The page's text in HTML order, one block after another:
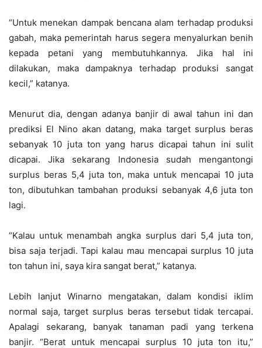
“Untuk menekan dampak bencana alam terhadap produksi
gabah, maka pemerintah harus segera menyalurkan benih
kepada petani yang membutuhkannya. Jika hal ini
dilakukan, maka dampaknya terhadap produksi sangat
kecil,” katanya.
Menurut dia, dengan adanya banjir di awal tahun ini dan
prediksi El Nino akan datang, maka target surplus beras
sebanyak 10 juta ton yang harus dicapai tahun ini sulit
dicapai. Jika sekarang Indonesia sudah mengantongi
surplus beras 5,4 juta ton, maka untuk mencapai 10 juta
ton, dibutuhkan tambahan produksi sebanyak 4,6 juta ton
lagi.
“Kalau untuk menambah angka surplus dari 5,4 juta ton,
bisa saja terjadi. Tapi kalau mau mencapai surplus 10 juta
ton tahun ini, saya kira sangat berat,” katanya.
Lebih lanjut Winarno mengatakan, dalam kondisi iklim
normal saja, target surplus beras tersebut tidak tercapai.
Apalagi sekarang, banyak tanaman padi yang terkena
banjir. “Berat untuk mencapai surplus 10 juta ton itu,”